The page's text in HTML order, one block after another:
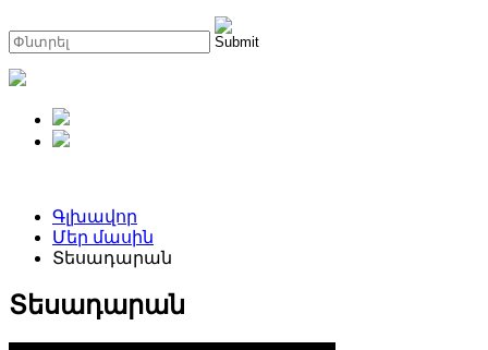
Գլխավոր
Մեր մասին
Տեսադարան
Տեսադարան